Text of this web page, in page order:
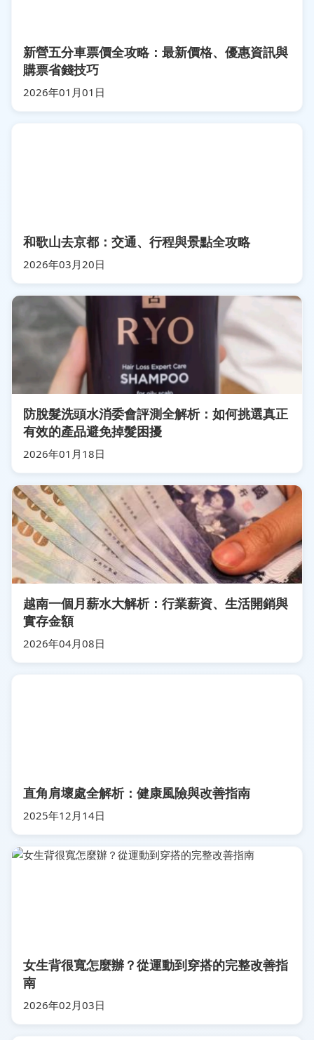
新營五分車票價全攻略：最新價格、優惠資訊與
購票省錢技巧
2026年01月01日
和歌山去京都：交通、行程與景點全攻略
2026年03月20日
防脫髮洗頭水消委會評測全解析：如何挑選真正
有效的產品避免掉髮困擾
2026年01月18日
越南一個月薪水大解析：行業薪資、生活開銷與
實存金額
2026年04月08日
直角肩壞處全解析：健康風險與改善指南
2025年12月14日
女生背很寬怎麼辦？從運動到穿搭的完整改善指
南
2026年02月03日